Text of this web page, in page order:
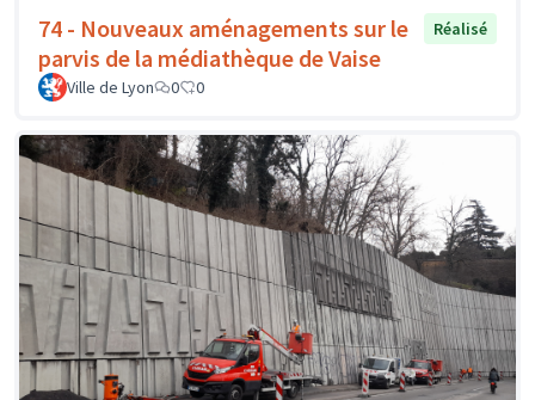
74 - Nouveaux aménagements sur le
parvis de la médiathèque de Vaise
Réalisé
Ville de Lyon 0 0